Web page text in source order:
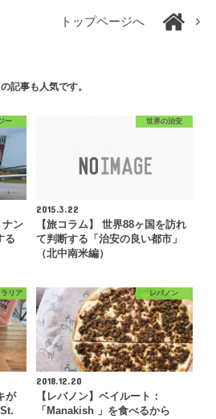
トップページへ
記事も人気です。
ー
ナン
る
世界の治安
2015.3.22
【旅コラム】 世界88ヶ国を訪れ
て判断する「治安の良い都市」
（北中南米編）
リア
が
レバノン
2018.12.20
【レバノン】ベイルート：
「Manakish 」を食べるから